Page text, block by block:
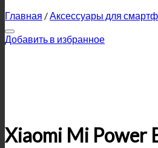
Главная /Аксессуары для
Добавить в избранное
Xiaomi Mi Power